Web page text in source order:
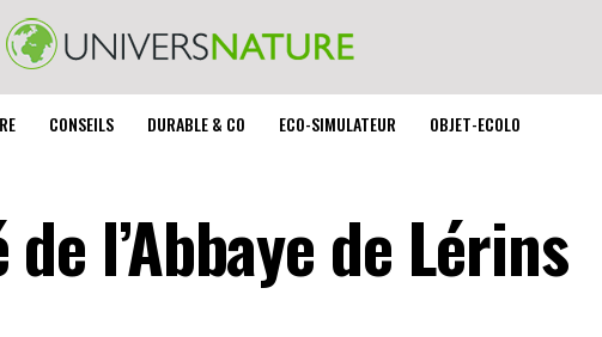
CONSEILS DURABLE & CO ECO-SIMULATEUR OBJET-ECOLO
l’Abbaye de Lérins